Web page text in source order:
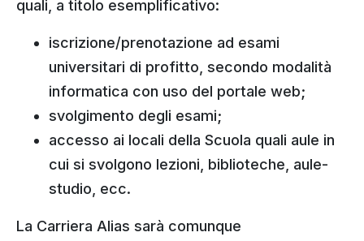
quali, a titolo esemplificativo:
iscrizione/prenotazione ad esami
universitari di profitto, secondo modalità
informatica con uso del portale web;
svolgimento degli esami;
accesso ai locali della Scuola quali aule in
cui si svolgono lezioni, biblioteche, aule-
studio, ecc.
La Carriera Alias sarà comunque